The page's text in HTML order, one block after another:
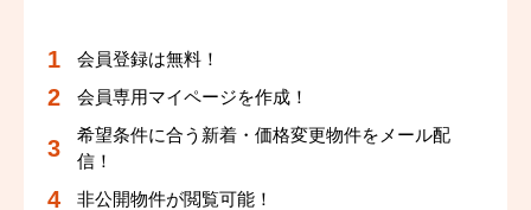
会員登録は無料！
会員専用マイページを作成！
希望条件に合う新着・価格変更物件をメール配
信！
非公開物件が閲覧可能！